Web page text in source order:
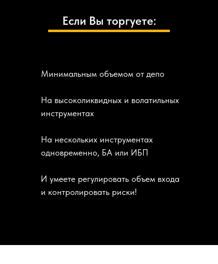
Если Вы торгуете:
Минимальным объемом от депо
На высоколиквидных и волатильных
инструментах
На нескольких инструментах
одновременно, БА или ИБП
И умеете регулировать объем входа
и контролировать риски!